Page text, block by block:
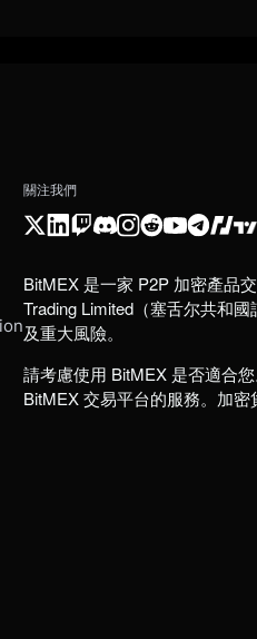
關注我們
BitMEX 是一家 P2P 加密產品
Trading Limited（塞舌尔共和
及重大風險。
請考慮使用 BitMEX 是否適合
BitMEX 交易平台的服務。加密